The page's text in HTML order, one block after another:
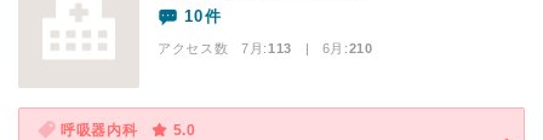
10件
アクセス数 7月:113 | 6月:210
呼吸器内科
5.0